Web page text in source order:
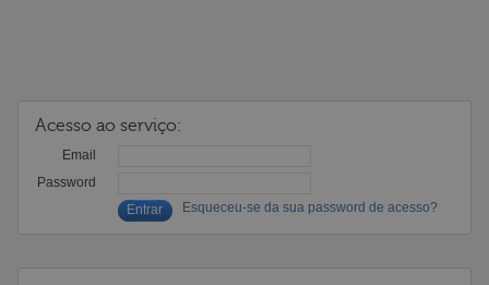
Acesso ao serviço:
Email
Password
Esqueceu-se da sua password de acesso?